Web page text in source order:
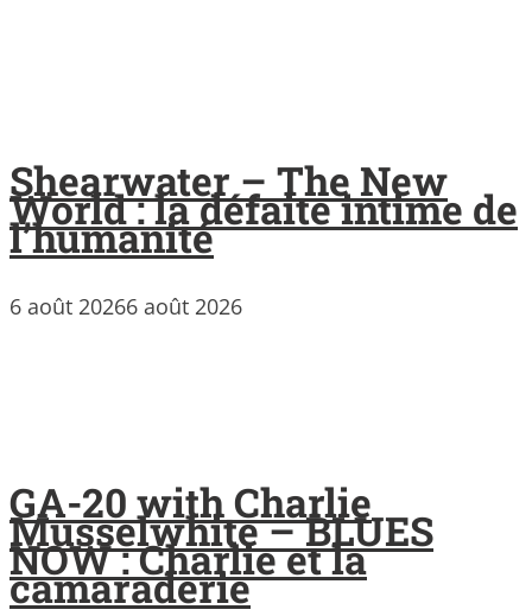
Shearwater – The New
World : la défaite intime de
l’humanité
6 août 20266 août 2026
GA-20 with Charlie
Musselwhite – BLUES
NOW : Charlie et la
camaraderie